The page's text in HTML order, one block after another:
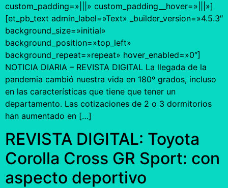
custom_padding=»|||» custom_padding__hover=»|||»]
[et_pb_text admin_label=»Text» _builder_version=»4.5.3″
background_size=»initial»
background_position=»top_left»
background_repeat=»repeat» hover_enabled=»0″]
NOTICIA DIARIA – REVISTA DIGITAL La llegada de la
pandemia cambió nuestra vida en 180º grados, incluso
en las características que tiene que tener un
departamento. Las cotizaciones de 2 o 3 dormitorios
han aumentado en […]
REVISTA DIGITAL: Toyota
Corolla Cross GR Sport: con
aspecto deportivo